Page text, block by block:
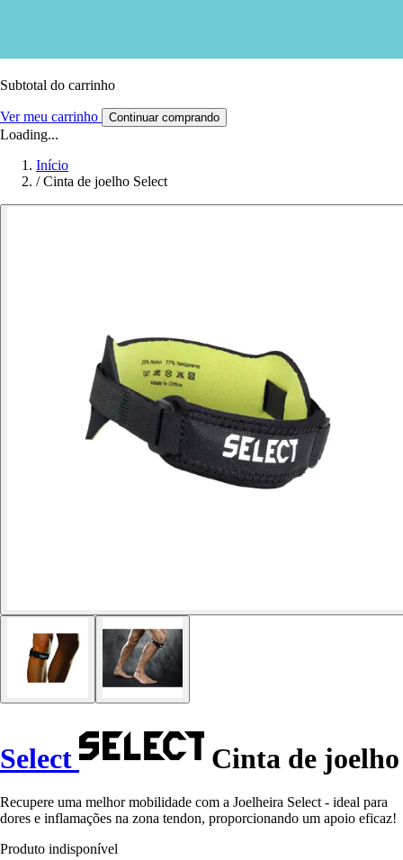
Subtotal do carrinho
Ver meu carrinho Continuar comprando
Loading...
Início
/ Cinta de joelho Select
Select Cinta de joelho
Recupere uma melhor mobilidade com a Joelheira Select - ideal para
dores e inflamações na zona tendon, proporcionando um apoio eficaz!
Produto indisponível